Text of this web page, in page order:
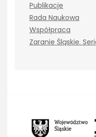
Publikacje
Rada Naukowa
Współpraca
Zaranie Śląskie.